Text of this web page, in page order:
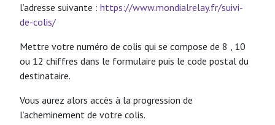
l’adresse suivante : https://www.mondialrelay.fr/suivi-
de-colis/
Mettre votre numéro de colis qui se compose de 8 , 10
ou 12 chiffres dans le formulaire puis le code postal du
destinataire.
Vous aurez alors accès à la progression de
l’acheminement de votre colis.